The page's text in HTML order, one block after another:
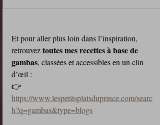
Et pour aller plus loin dans l’inspiration,
retrouvez toutes mes recettes à base de
gambas, classées et accessibles en un clin
d’œil :
👉
https://www.lespetitsplatsduprince.com/searc
h?q=gambas&type=blogs